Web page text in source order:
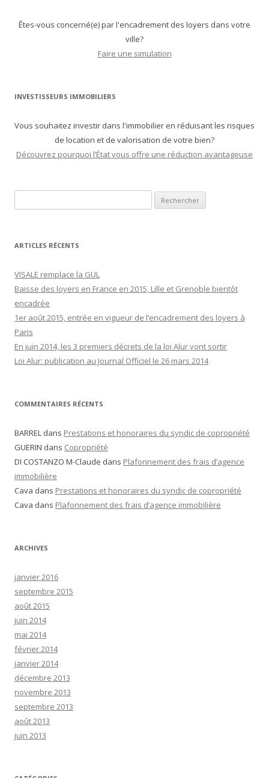
Êtes-vous concerné(e) par l'encadrement des loyers dans votre
ville?
Faire une simulation
INVESTISSEURS IMMOBILIERS
Vous souhaitez investir dans l'immobilier en réduisant les risques
de location et de valorisation de votre bien?
Découvrez pourquoi l’État vous offre une réduction avantageuse
ARTICLES RÉCENTS
VISALE remplace la GUL
Baisse des loyers en France en 2015, Lille et Grenoble bientôt
encadrée
1er août 2015, entrée en vigueur de l’encadrement des loyers à
Paris
En juin 2014, les 3 premiers décrets de la loi Alur vont sortir
Loi Alur: publication au Journal Officiel le 26 mars 2014
COMMENTAIRES RÉCENTS
BARREL dans Prestations et honoraires du syndic de copropriété
GUERIN dans Copropriété
DI COSTANZO M-Claude dans Plafonnement des frais d’agence
immobilière
Cava dans Prestations et honoraires du syndic de copropriété
Cava dans Plafonnement des frais d’agence immobilière
ARCHIVES
janvier 2016
septembre 2015
août 2015
juin 2014
mai 2014
février 2014
janvier 2014
décembre 2013
novembre 2013
septembre 2013
août 2013
juin 2013